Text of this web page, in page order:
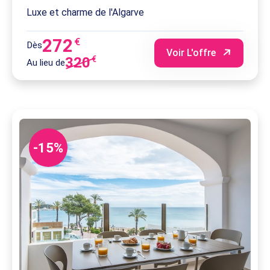
Luxe et charme de l'Algarve
Dès272 €
Au lieu de320€
Voir L'offre
-15%